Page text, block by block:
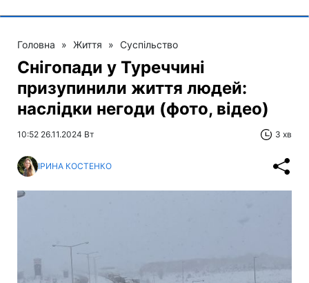
Головна » Життя » Суспільство
Снігопади у Туреччині
призупинили життя людей:
наслідки негоди (фото, відео)
10:52 26.11.2024 Вт 3 хв
ІРИНА КОСТЕНКО